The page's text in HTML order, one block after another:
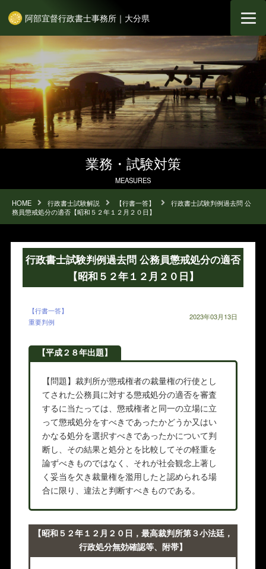
阿部宜督行政書士事務所｜大分県
業務・試験対策
MEASURES
HOME 行政書士試験解説 【行書一答】
行政書士試験判例過去問 公
務員懲戒処分の適否【昭和５２年１２月２０日】
行政書士試験判例過去問 公務員懲戒処分の適否
【昭和５２年１２月２０日】
【行書一答】
重要判例
2023年03月13日
【平成２８年出題】
【問題】裁判所が懲戒権者の裁量権の行使とし
てされた公務員に対する懲戒処分の適否を審査
するに当たっては、懲戒権者と同一の立場に立
って懲戒処分をすべきであったかどうか又はい
かなる処分を選択すべきであったかについて判
断し、その結果と処分とを比較してその軽重を
論ずべきものではなく、それが社会観念上著し
く妥当を欠き裁量権を濫用したと認められる場
合に限り、違法と判断すべきものである。
【昭和５２年１２月２０日，最高裁判所第３小法廷，
行政処分無効確認等、附帯】